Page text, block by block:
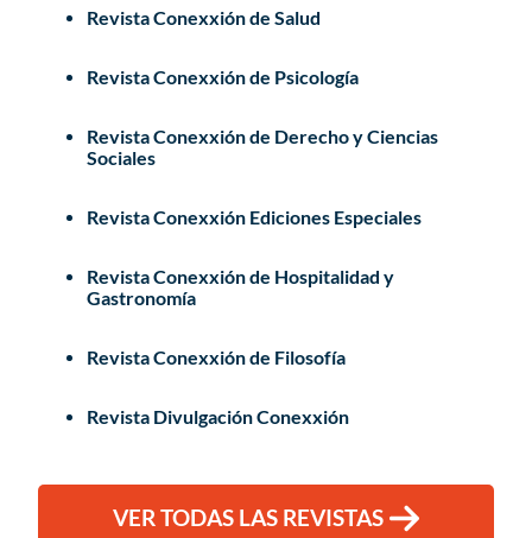
Revista Conexxión de Salud
Revista Conexxión de Psicología
Revista Conexxión de Derecho y Ciencias
Sociales
Revista Conexxión Ediciones Especiales
Revista Conexxión de Hospitalidad y
Gastronomía
Revista Conexxión de Filosofía
Revista Divulgación Conexxión
VER TODAS LAS REVISTAS